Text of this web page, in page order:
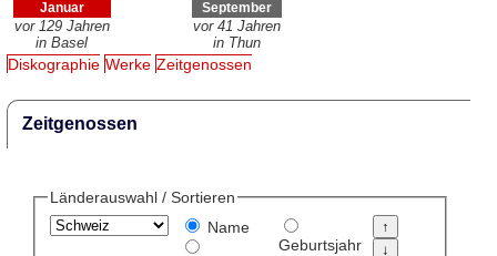
Januar
vor 129 Jahren
in Basel
September
vor 41 Jahren
in Thun
Diskographie Werke Zeitgenossen
Zeitgenossen
Länderauswahl / Sortieren
Name
Geburtsjahr